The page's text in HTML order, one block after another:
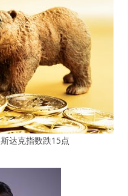
达克指数跌15点